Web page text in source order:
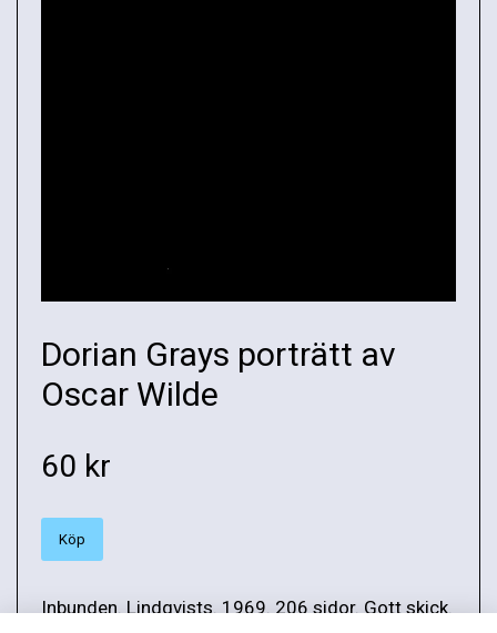
Dorian Grays porträtt av
Oscar Wilde
60 kr
Köp
Inbunden. Lindqvists. 1969. 206 sidor. Gott skick.